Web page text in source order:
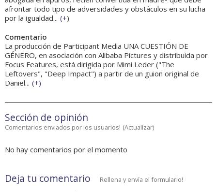
afrontar todo tipo de adversidades y obstáculos en su lucha
por la igualdad... (+)
Comentario
La producción de Participant Media UNA CUESTIÓN DE
GÉNERO, en asociación con Alibaba Pictures y distribuida por
Focus Features, está dirigida por Mimi Leder ("The
Leftovers", "Deep Impact") a partir de un guion original de
Daniel... (+)
Sección de opinión
Comentarios enviados por los usuarios! (Actualizar)
No hay comentarios por el momento
Deja tu comentario Rellena y envía el formulario!